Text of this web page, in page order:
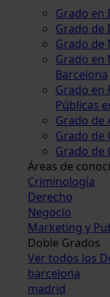
Grado en
Grado de
Grado de
Grado en
Barcelona
Grado en
Públicas
Grado de
Grado de
Grado de
Áreas de
Criminología
Derecho
Negocio
Marketing y
Doble Grados
Ver todos los
barcelona
madrid